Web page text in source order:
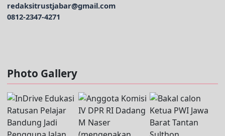
redaksitrustjabar@gmail.com
0812-2347-4271
Photo Gallery